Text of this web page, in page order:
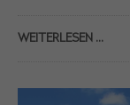
WEITERLESEN …